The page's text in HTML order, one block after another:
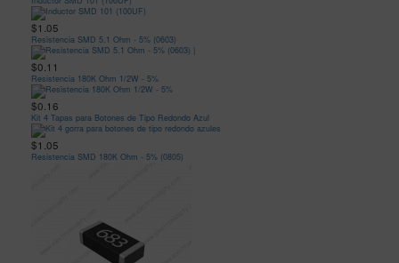
$1.05
Resistencia SMD 5.1 Ohm - 5% (0603)
$0.11
Resistencia 180K Ohm 1/2W - 5%
$0.16
Kit 4 Tapas para Botones de Tipo Redondo Azul
$1.05
Resistencia SMD 180K Ohm - 5% (0805)